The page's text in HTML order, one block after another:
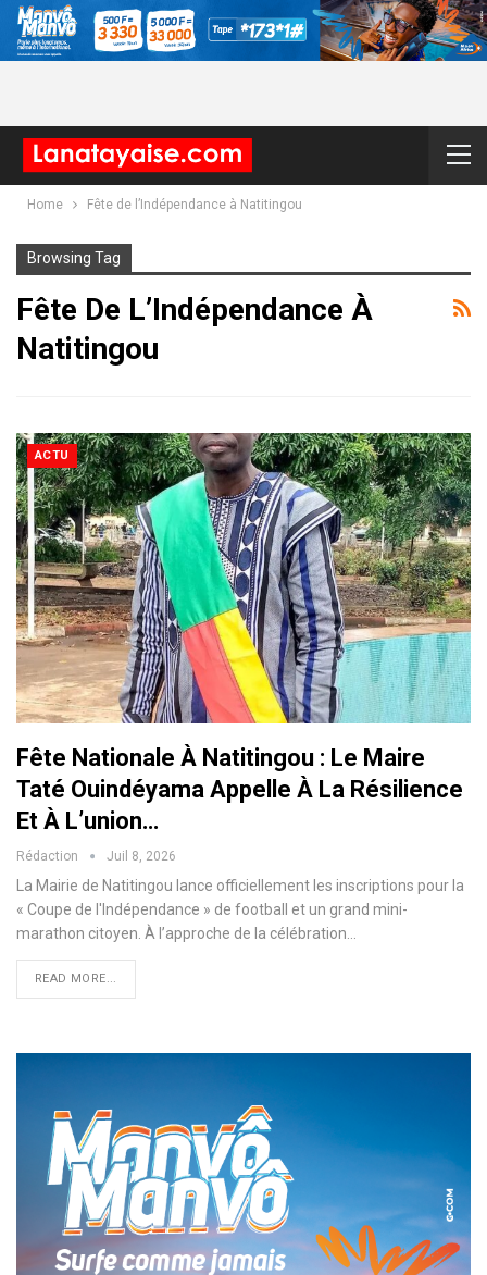
Home Fête de l’Indépendance à Natitingou
Browsing Tag
Fête De L’Indépendance À
Natitingou
ACTU
Fête Nationale À Natitingou : Le Maire
Taté Ouindéyama Appelle À La Résilience
Et À L’union…
Rédaction Juil 8, 2026
La Mairie de Natitingou lance officiellement les inscriptions pour la
« Coupe de l'Indépendance » de football et un grand mini-
marathon citoyen. À l’approche de la célébration…
READ MORE...